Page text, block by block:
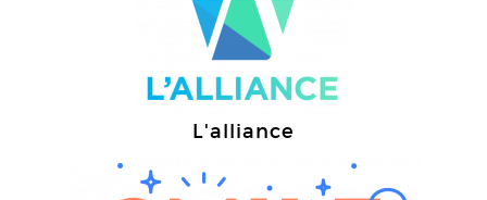
L'alliance